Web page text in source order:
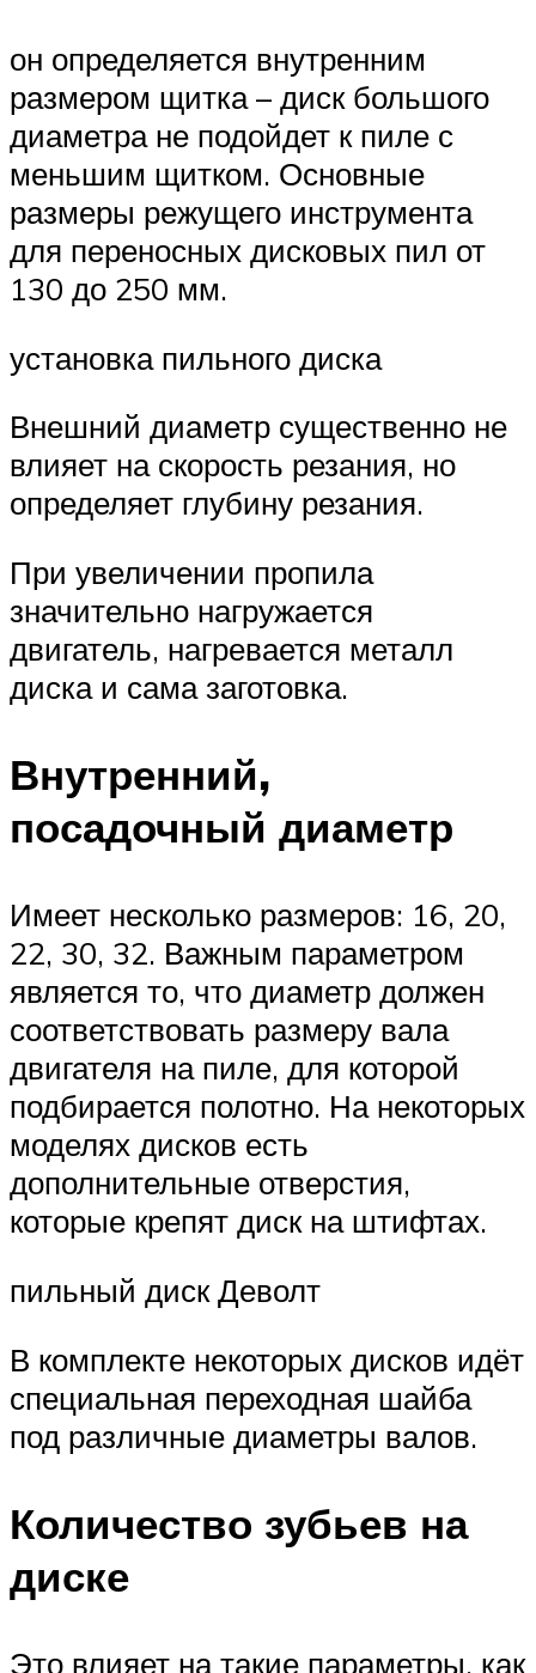
он определяется внутренним
размером щитка – диск большого
диаметра не подойдет к пиле с
меньшим щитком. Основные
размеры режущего инструмента
для переносных дисковых пил от
130 до 250 мм.
установка пильного диска
Внешний диаметр существенно не
влияет на скорость резания, но
определяет глубину резания.
При увеличении пропила
значительно нагружается
двигатель, нагревается металл
диска и сама заготовка.
Внутренний,
посадочный диаметр
Имеет несколько размеров: 16, 20,
22, 30, 32. Важным параметром
является то, что диаметр должен
соответствовать размеру вала
двигателя на пиле, для которой
подбирается полотно. На некоторых
моделях дисков есть
дополнительные отверстия,
которые крепят диск на штифтах.
пильный диск Деволт
В комплекте некоторых дисков идёт
специальная переходная шайба
под различные диаметры валов.
Количество зубьев на
диске
Это влияет на такие параметры, как